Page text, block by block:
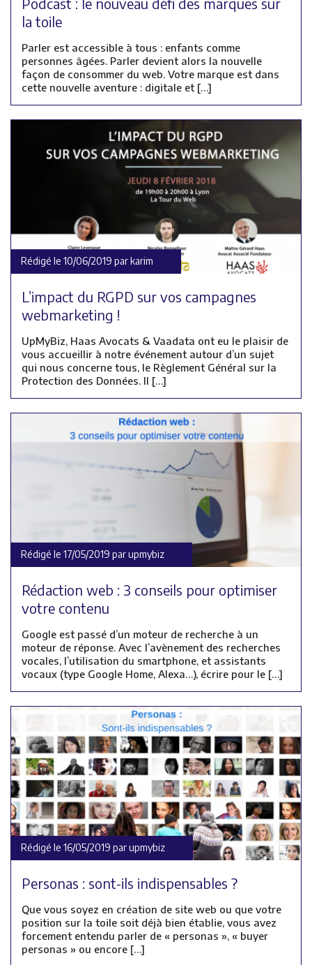
la toile
Parler est accessible à tous : enfants comme
personnes âgées. Parler devient alors la nouvelle
façon de consommer du web. Votre marque est dans
cette nouvelle aventure : digitale et […]
Rédigé le 10/06/2019 par karim
L’impact du RGPD sur vos campagnes
webmarketing !
UpMyBiz, Haas Avocats & Vaadata ont eu le plaisir de
vous accueillir à notre événement autour d’un sujet
qui nous concerne tous, le Règlement Général sur la
Protection des Données. Il […]
Rédigé le 17/05/2019 par upmybiz
Rédaction web : 3 conseils pour optimiser
votre contenu
Google est passé d’un moteur de recherche à un
moteur de réponse. Avec l’avènement des recherches
vocales, l’utilisation du smartphone, et assistants
vocaux (type Google Home, Alexa…), écrire pour le […]
Rédigé le 16/05/2019 par upmybiz
Personas : sont-ils indispensables ?
Que vous soyez en création de site web ou que votre
position sur la toile soit déjà bien établie, vous avez
forcement entendu parler de « personas », « buyer
personas » ou encore […]